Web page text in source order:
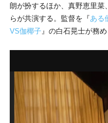
朗が扮するほか、真野恵里
らが共演する。監督を『ある
VS伽椰子』の白石晃士が務め